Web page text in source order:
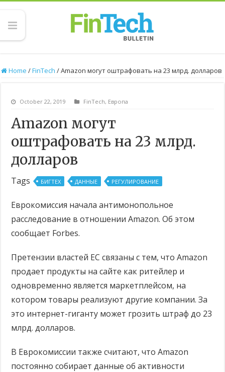
Home /FinTech /Amazon могут оштрафовать на 23 млрд. долларов
October 22, 2019 FinTech, Европа
Amazon могут
оштрафовать на 23 млрд.
долларов
Tags БИГТЕХ ДАННЫЕ РЕГУЛИРОВАНИЕ
Еврокомиссия начала антимонопольное
расследование в отношении Amazon. Об этом
сообщает Forbes.
Претензии властей ЕС связаны с тем, что Amazon
продает продукты на сайте как ритейлер и
одновременно является маркетплейсом, на
котором товары реализуют другие компании. За
это интернет-гиганту может грозить штраф до 23
млрд. долларов.
В Еврокомиссии также считают, что Amazon
постоянно собирает данные об активности